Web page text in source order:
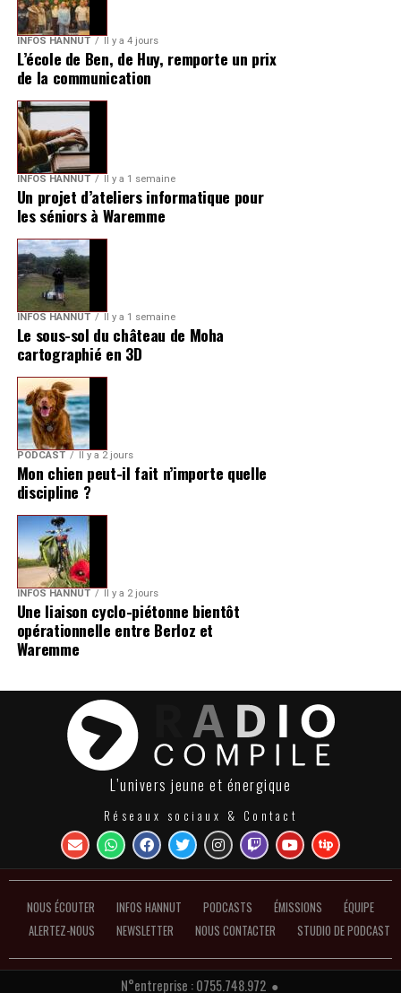
INFOS HANNUT Il y a 4 jours
L’école de Ben, de Huy, remporte un prix
de la communication
INFOS HANNUT Il y a 1 semaine
Un projet d’ateliers informatique pour
les séniors à Waremme
INFOS HANNUT Il y a 1 semaine
Le sous-sol du château de Moha
cartographié en 3D
PODCAST Il y a 2 jours
Mon chien peut-il fait n’importe quelle
discipline ?
INFOS HANNUT Il y a 2 jours
Une liaison cyclo-piétonne bientôt
opérationnelle entre Berloz et
Waremme
L’univers jeune et énergique
Réseaux sociaux & Contact
NOUS ÉCOUTER INFOS HANNUT PODCASTS ÉMISSIONS
ÉQUIPE
ALERTEZ-NOUS
NEWSLETTER NOUS CONTACTER STUDIO DE PODCAST
N°entreprise : 0755.748.972 ●